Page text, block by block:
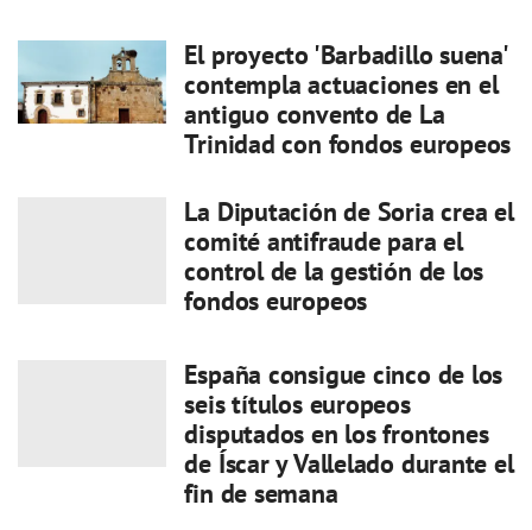
El proyecto 'Barbadillo suena'
contempla actuaciones en el
antiguo convento de La
Trinidad con fondos europeos
La Diputación de Soria crea el
comité antifraude para el
control de la gestión de los
fondos europeos
España consigue cinco de los
seis títulos europeos
disputados en los frontones
de Íscar y Vallelado durante el
fin de semana